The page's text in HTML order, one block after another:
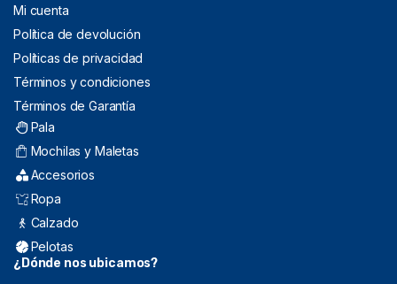
Mi cuenta
Política de devolución
Políticas de privacidad
Términos y condiciones
Términos de Garantía
Pala
Mochilas y Maletas
Accesorios
Ropa
Calzado
Pelotas
¿Dónde nos ubicamos?